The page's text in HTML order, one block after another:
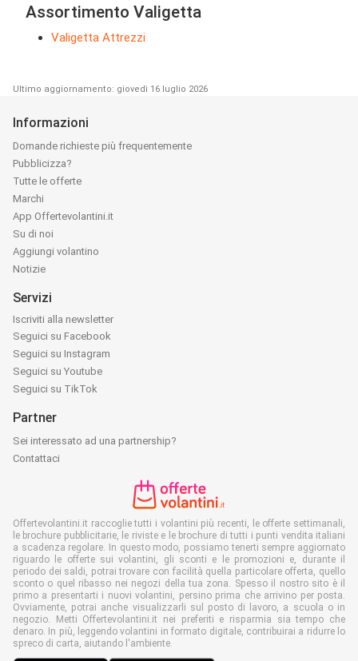
Assortimento Valigetta
Valigetta Attrezzi
Ultimo aggiornamento: giovedì 16 luglio 2026
Informazioni
Domande richieste più frequentemente
Pubblicizza?
Tutte le offerte
Marchi
App Offertevolantini.it
Su di noi
Aggiungi volantino
Notizie
Servizi
Iscriviti alla newsletter
Seguici su Facebook
Seguici su Instagram
Seguici su Youtube
Seguici su TikTok
Partner
Sei interessato ad una partnership?
Contattaci
Offertevolantini.it raccoglie tutti i volantini più recenti, le offerte settimanali,
le brochure pubblicitarie, le riviste e le brochure di tutti i punti vendita italiani
a scadenza regolare. In questo modo, possiamo tenerti sempre aggiornato
riguardo le offerte sui volantini, gli sconti e le promozioni e, durante il
periodo dei saldi, potrai trovare con facilità quella particolare offerta, quello
sconto o quel ribasso nei negozi della tua zona. Spesso il nostro sito è il
primo a presentarti i nuovi volantini, persino prima che arrivino per posta.
Ovviamente, potrai anche visualizzarli sul posto di lavoro, a scuola o in
negozio. Metti Offertevolantini.it nei preferiti e risparmia sia tempo che
denaro. In più, leggendo volantini in formato digitale, contribuirai a ridurre lo
spreco di carta, aiutando l'ambiente.